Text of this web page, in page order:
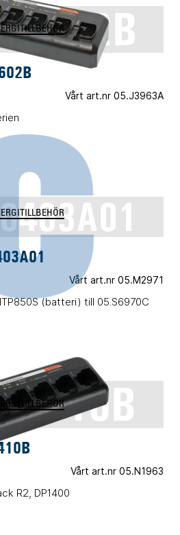
Vårt art.nr 05.J3963A
Vårt art.nr 05.M2971
(batteri) till 05.S6970C
Vårt art.nr 05.N1963
R2, DP1400